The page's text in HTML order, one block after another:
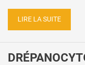
LIRE LA SUITE